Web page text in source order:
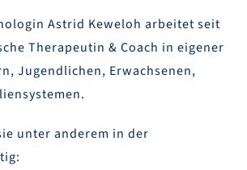
Astrid Keweloh arbeitet seit
Therapeutin & Coach in eigener
Jugendlichen, Erwachsenen,
unter anderem in der